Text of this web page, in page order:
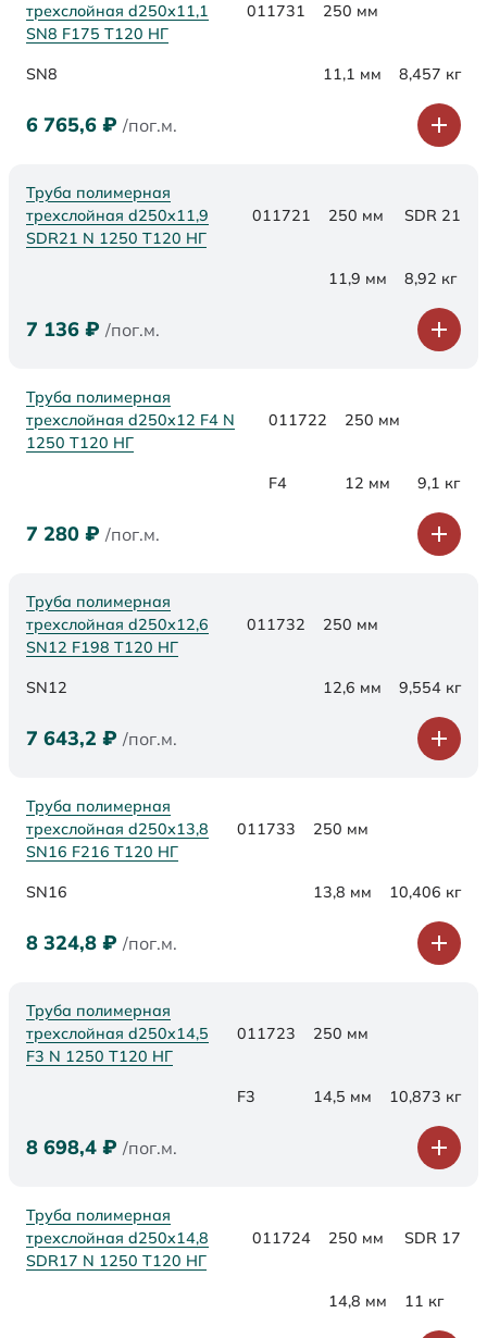
трехслойная d250х11,1
SN8 F175 Т120 НГ
011731 250 мм
SN8 11,1 мм 8,457 кг
6 765,6 ₽ /пог.м.
Труба полимерная
трехслойная d250x11,9
SDR21 N 1250 Т120 НГ
011721 250 мм SDR 21
11,9 мм 8,92 кг
7 136 ₽ /пог.м.
Труба полимерная
трехслойная d250x12 F4 N
1250 Т120 НГ
011722 250 мм
F4 12 мм 9,1 кг
7 280 ₽ /пог.м.
Труба полимерная
трехслойная d250х12,6
SN12 F198 Т120 НГ
011732 250 мм
SN12 12,6 мм 9,554 кг
7 643,2 ₽ /пог.м.
Труба полимерная
трехслойная d250х13,8
SN16 F216 Т120 НГ
011733 250 мм
SN16 13,8 мм 10,406 кг
8 324,8 ₽ /пог.м.
Труба полимерная
трехслойная d250x14,5
F3 N 1250 Т120 НГ
011723 250 мм
F3 14,5 мм 10,873 кг
8 698,4 ₽ /пог.м.
Труба полимерная
трехслойная d250x14,8
SDR17 N 1250 Т120 НГ
011724 250 мм SDR 17
14,8 мм 11 кг